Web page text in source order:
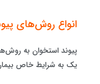
انواع روش‌های
پیوند استخوان به
یک به شرایط خاص بیمار